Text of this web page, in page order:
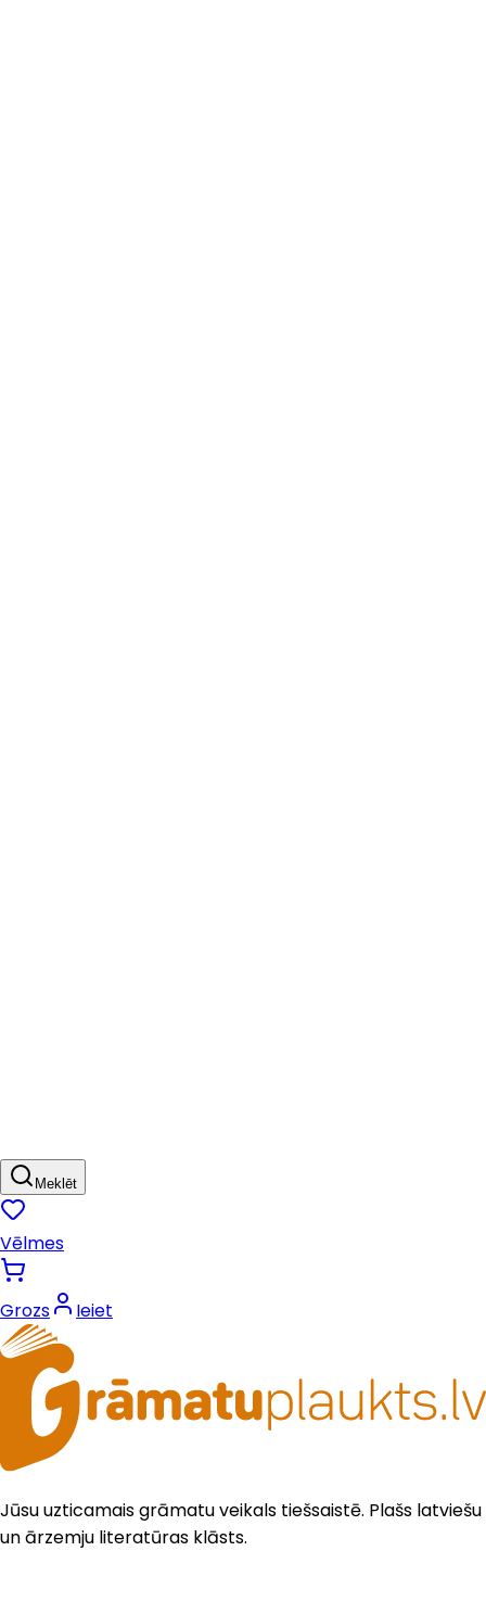
Meklēt
Vēlmes
Grozs Ieiet
Jūsu uzticamais grāmatu veikals tiešsaistē. Plašs latviešu
un ārzemju literatūras klāsts.